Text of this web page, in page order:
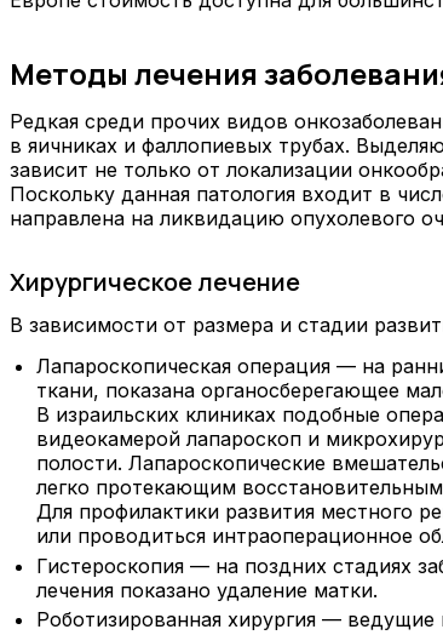
Методы лечения
Редкая среди прочих видов
в яичниках и фаллопиевых трубах.
зависит не только от локализации
Поскольку данная патология входит в
направлена на ликвидацию опухолевого
Хирургическое лечение
В зависимости от размера и стадии
Лапароскопическая операция — на
ткани, показана органосберегающее
В израильских клиниках подобные
видеокамерой лапароскоп и
полости. Лапароскопические
легко протекающим
Для профилактики развития местного
или проводиться интраоперационное
Гистероскопия — на поздних стадиях
лечения показано удаление матки.
Роботизированная хирургия —